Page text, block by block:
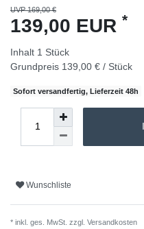
UVP 169,00 €
139,00 EUR *
Inhalt 1 Stück
Grundpreis 139,00 € / Stück
Sofort versandfertig, Lieferzeit 48h
Wunschliste
* inkl. ges. MwSt. zzgl. Versandkosten